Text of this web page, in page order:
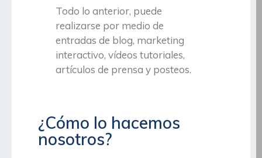
Todo lo anterior, puede
realizarse por medio de
entradas de blog, marketing
interactivo, vídeos tutoriales,
artículos de prensa y posteos.
¿Cómo lo hacemos
nosotros?